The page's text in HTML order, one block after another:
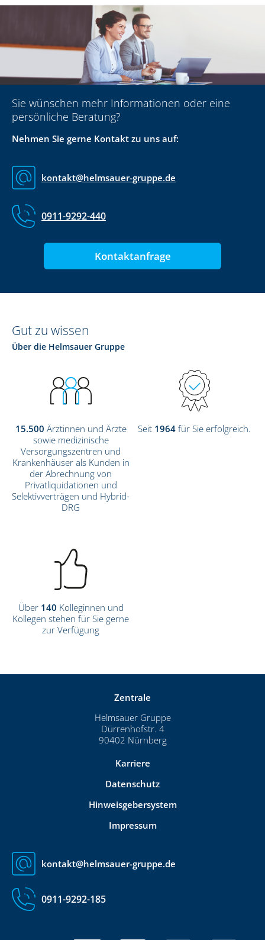
Sie wünschen mehr Informationen oder eine
persönliche Beratung?
Nehmen Sie gerne Kontakt zu uns auf:
kontakt@helmsauer-gruppe.de
0911-9292-440
Kontaktanfrage
Gut zu wissen
Über die Helmsauer Gruppe
15.500 Ärztinnen und Ärzte
sowie medizinische
Versorgungszentren und
Krankenhäuser als Kunden in
der Abrechnung von
Privatliquidationen und
Selektivverträgen und Hybrid-
DRG
Seit 1964 für Sie erfolgreich.
Über140 Kolleginnen und
Kollegen stehen für Sie gerne
zur Verfügung
Zentrale
Helmsauer Gruppe
Dürrenhofstr. 4
90402 Nürnberg
Karriere
Datenschutz
Hinweisgebersystem
Impressum
kontakt@helmsauer-gruppe.de
0911-9292-185